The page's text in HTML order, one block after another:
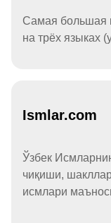
Самая большая
на трёх языках
Ismlar.com
Ўзбек
чиқиши,
исмлари